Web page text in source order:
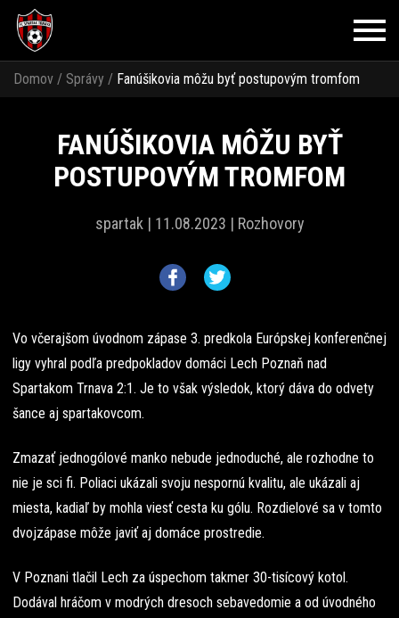
Domov / Správy / Fanúšikovia môžu byť postupovým tromfom
FANÚŠIKOVIA MÔŽU BYŤ
POSTUPOVÝM TROMFOM
spartak | 11.08.2023 | Rozhovory
Vo včerajšom úvodnom zápase 3. predkola Európskej konferenčnej
ligy vyhral podľa predpokladov domáci Lech Poznaň nad
Spartakom Trnava 2:1. Je to však výsledok, ktorý dáva do odvety
šance aj spartakovcom.
Zmazať jednogólové manko nebude jednoduché, ale rozhodne to
nie je sci fi. Poliaci ukázali svoju nespornú kvalitu, ale ukázali aj
miesta, kadiaľ by mohla viesť cesta ku gólu. Rozdielové sa v tomto
dvojzápase môže javiť aj domáce prostredie.
V Poznani tlačil Lech za úspechom takmer 30-tisícový kotol.
Dodával hráčom v modrých dresoch sebavedomie a od úvodného